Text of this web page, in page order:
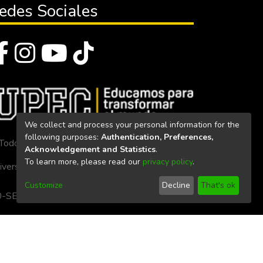
Sociales
los derechos reservados 2023
Politécnica Estatal del Carchi
SE-33-CACES-2020
We collect and process your personal information for the
following purposes: Authentication, Preferences,
Acknowledgement and Statistics.
To learn more, please read our privacy policy.
Customize Decline That's ok